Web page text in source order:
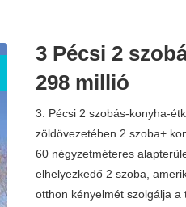
3 Pécsi 2
298 millió
3. Pécsi 2 szobás-konyha-
zöldövezetében 2 szoba+
60 négyzetméteres
elhelyezkedő 2 szoba,
otthon kényelmét szolgálja